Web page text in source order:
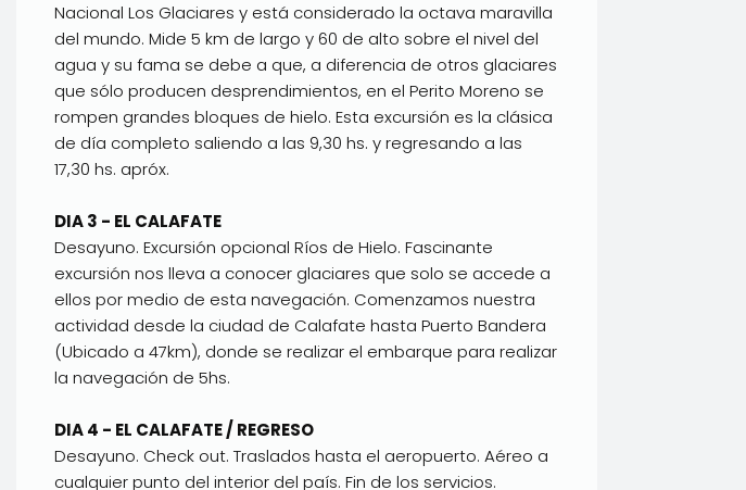
Nacional Los Glaciares y está considerado la octava maravilla
del mundo. Mide 5 km de largo y 60 de alto sobre el nivel del
agua y su fama se debe a que, a diferencia de otros glaciares
que sólo producen desprendimientos, en el Perito Moreno se
rompen grandes bloques de hielo. Esta excursión es la clásica
de día completo saliendo a las 9,30 hs. y regresando a las
17,30 hs. apróx.
DIA 3 - EL CALAFATE
Desayuno. Excursión opcional Ríos de Hielo. Fascinante
excursión nos lleva a conocer glaciares que solo se accede a
ellos por medio de esta navegación. Comenzamos nuestra
actividad desde la ciudad de Calafate hasta Puerto Bandera
(Ubicado a 47km), donde se realizar el embarque para realizar
la navegación de 5hs.
DIA 4 - EL CALAFATE / REGRESO
Desayuno. Check out. Traslados hasta el aeropuerto. Aéreo a
cualquier punto del interior del país. Fin de los servicios.